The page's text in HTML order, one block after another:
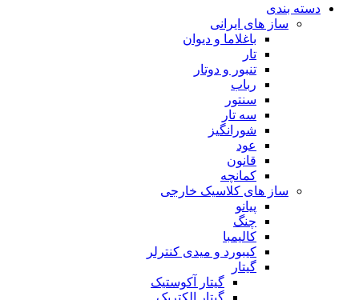
دسته بندی
ساز های ایرانی
باغلاما و دیوان
تار
تنبور و دوتار
رباب
سنتور
سه تار
شورانگیز
عود
قانون
کمانچه
ساز های کلاسیک خارجی
پیانو
چنگ
کالیمبا
کیبورد و میدی کنترلر
گیتار
گیتار آکوستیک
گیتار الکتریک